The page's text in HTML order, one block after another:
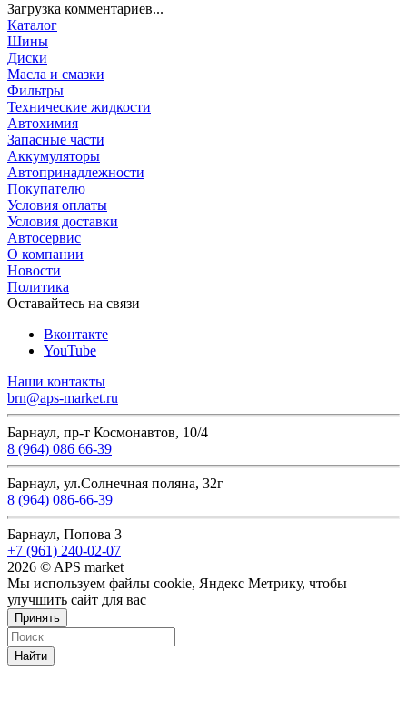
Загрузка комментариев...
Каталог
Шины
Диски
Масла и смазки
Фильтры
Технические жидкости
Автохимия
Запасные части
Аккумуляторы
Автопринадлежности
Покупателю
Условия оплаты
Условия доставки
Автосервис
О компании
Новости
Политика
Оставайтесь на связи
Вконтакте
YouTube
Наши контакты
brn@aps-market.ru
Барнаул, пр-т Космонавтов, 10/4
8 (964) 086 66-39
Барнаул, ул.Солнечная поляна, 32г
8 (964) 086-66-39
Барнаул, Попова 3
+7 (961) 240-02-07
2026 © APS market
Мы используем файлы cookie, Яндекс Метрику, чтобы
улучшить сайт для вас
Принять
Найти